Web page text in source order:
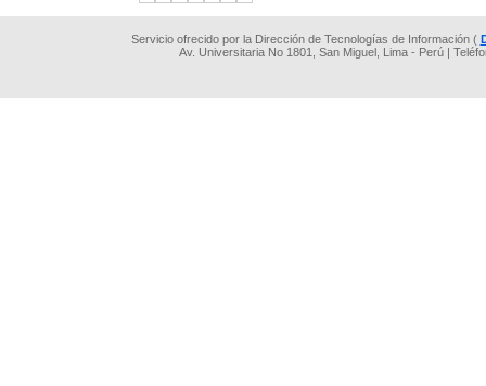
Servicio ofrecido por la Dirección de Tecnologías de Información (
Av. Universitaria No 1801, San Miguel, Lima - Perú |